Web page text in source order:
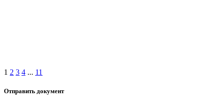
1 2 3 4 ... 11
Отправить документ